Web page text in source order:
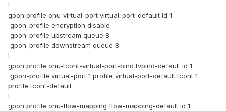
!
gpon profile onu-virtual-port virtual-port-default id 1
gpon-profile encryption disable
gpon-profile upstream queue 8
gpon-profile downstream queue 8
!
gpon profile onu-tcont-virtual-port-bind tvbind-default id 1
gpon-profile virtual-port 1 profile virtual-port-default tcont 1
profile tcont-default
!
gpon profile onu-flow-mapping flow-mapping-default id 1